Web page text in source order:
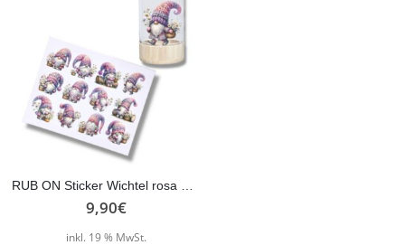
9,90€
inkl. 19 % MwSt.